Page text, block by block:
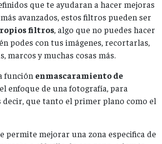
que te ayudaran a hacer mejoras
avanzados, estos filtros pueden ser
filtros, algo que no puedes hacer
podes con tus imágenes, recortarlas,
marcos y muchas cosas más.
función enmascaramiento de
enfoque de una fotografía, para
que tanto el primer plano como el
permite mejorar una zona especifica de